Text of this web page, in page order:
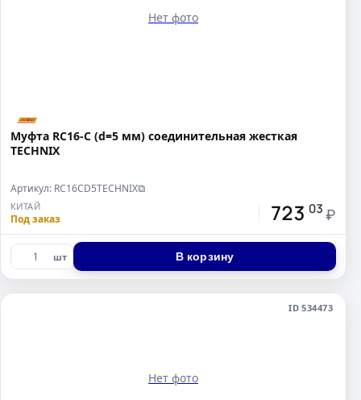
Нет фото
Муфта RC16-C (d=5 мм) соединительная жесткая
TECHNIX
Артикул: RC16CD5TECHNIX⧉
КИТАЙ
Под заказ 723 03 ₽
шт В корзину
ID 534473
Нет фото